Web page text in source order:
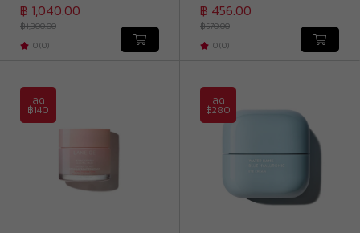
฿ 1,040.00
฿ 1,300.00
|0(0)
฿ 456.00
฿ 570.00
|0(0)
ลด
฿140
ลด
฿280